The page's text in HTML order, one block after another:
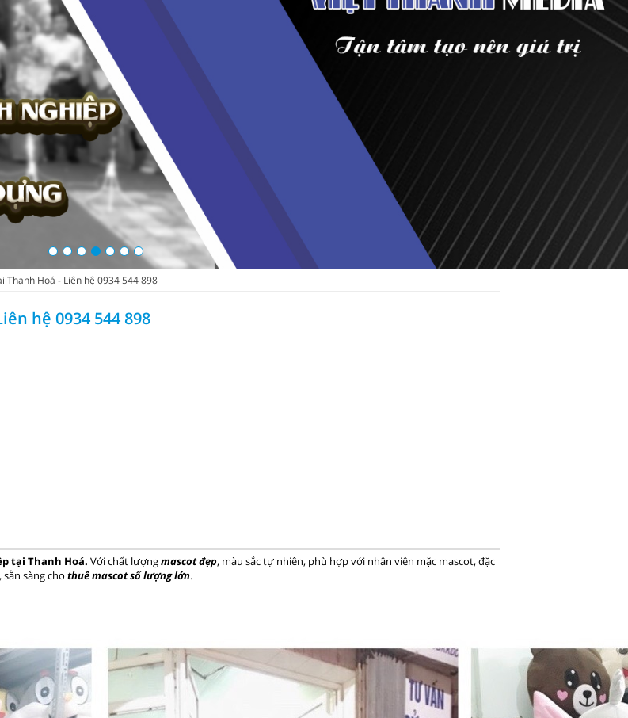
Thanh Hoá - Liên hệ 0934 544 898
hệ 0934 544 898
tại Thanh Hoá. Với chất lượngmascot đẹp, màu sắc tự nhiên, phù hợp với nhân viên mặc mascot, đặc
sàng cho thuê mascot số lượng lớn.